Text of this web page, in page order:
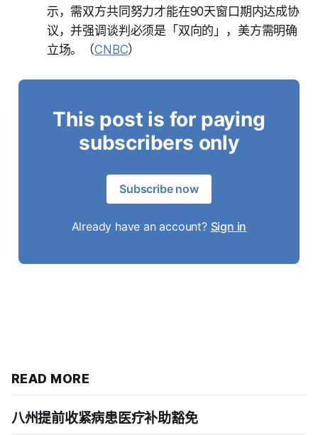
示，需双方共同努力才能在90天窗口期内达成协
议，并强调谈判必须是「双向的」，美方需明确
立场。（CNBC）
This post is for paying
subscribers only
Subscribe now
Already have an account? Sign in
READ MORE
八州提前收紧病患医疗补助豁免